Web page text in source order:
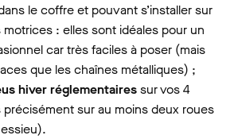
le coffre et pouvant s’installer sur
: elles sont idéales pour un
car très faciles à poser (mais
que les chaînes métalliques) ;
hiver réglementairessur vos 4
précisément sur au moins deux roues